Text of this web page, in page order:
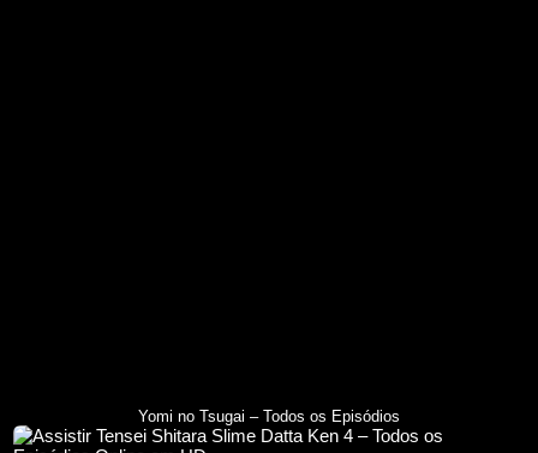
Yomi no Tsugai – Todos os Episódios